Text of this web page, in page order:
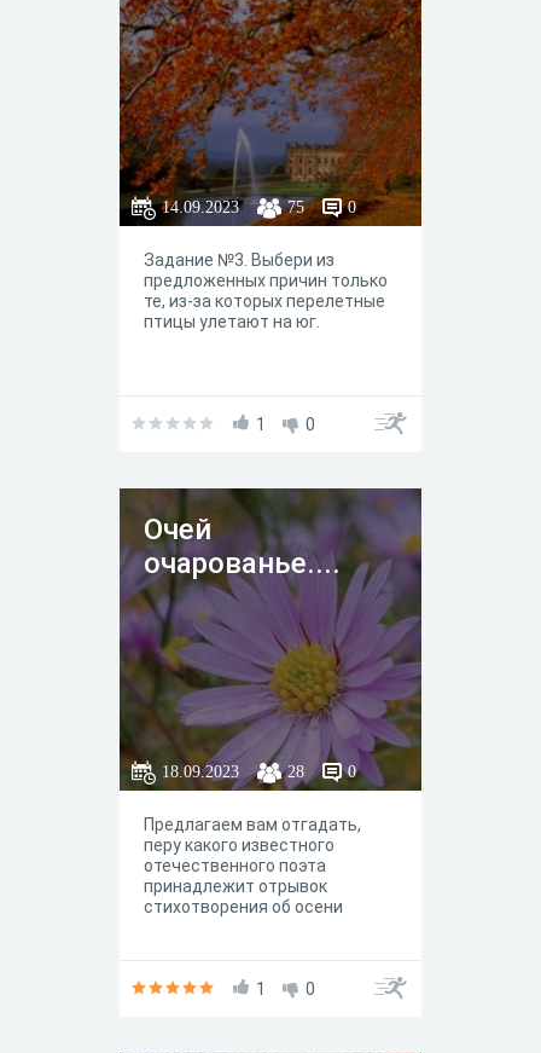
14.09.2023 75 0
Задание №3. Выбери из
предложенных причин только
те, из-за которых перелетные
птицы улетают на юг.
1 0
Очей
очарованье....
18.09.2023 28 0
Предлагаем вам отгадать,
перу какого известного
отечественного поэта
принадлежит отрывок
стихотворения об осени
1 0